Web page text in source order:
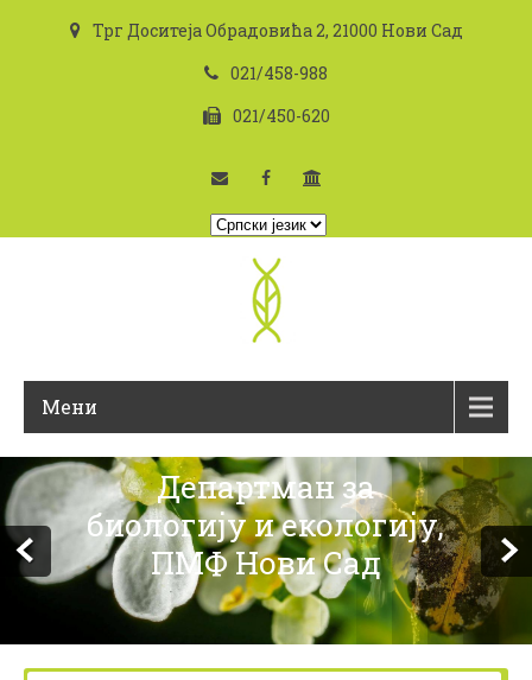
Трг Доситеја Обрадовића 2, 21000 Нови Сад
021/458-988
021/450-620
I
j
e
z
i
k
Мени
Департман за
биологију и екологију,
ПМФ Нови Сад